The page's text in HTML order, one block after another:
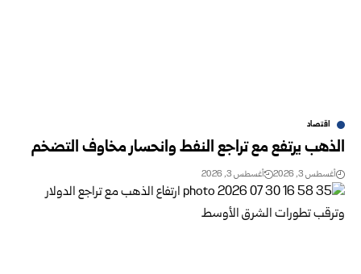
اقتصاد
الذهب يرتفع مع تراجع النفط وانحسار مخاوف التضخم
أغسطس 3, 2026 أغسطس 3, 2026